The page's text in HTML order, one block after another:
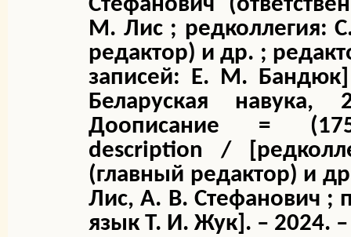
Стефанович
М. Лис ; редколлегия:
редактор) и др. ;
записей: Е. М.
Беларуская навука,
Доописание =
description /
(главный редактор) и
Лис, А. В. Стефанович ;
язык Т. И. Жук]. – 2024.